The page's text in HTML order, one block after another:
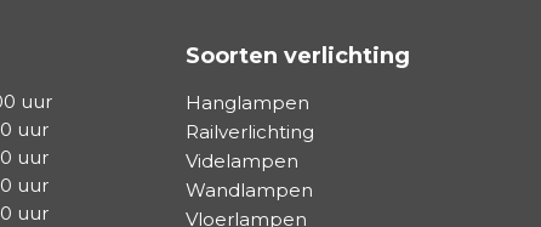
uur
uur
uur
uur
uur
Soorten verlichting
Hanglampen
Railverlichting
Videlampen
Wandlampen
Vloerlampen